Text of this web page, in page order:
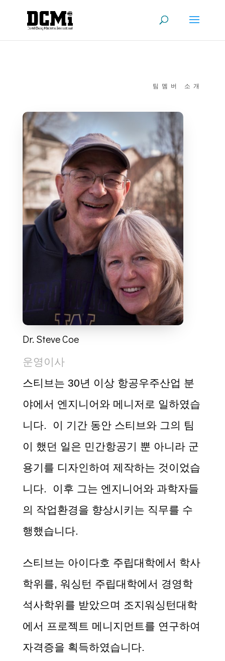
팀멤버 소개
Dr. Steve Coe
운영이사
스티브는 30년 이상 항공우주산업 분
야에서 엔지니어와 메니저로 일하였습
니다. 이 기간 동안 스티브와 그의 팀
이 했던 일은 민간항공기 뿐 아니라 군
용기를 디자인하여 제작하는 것이었습
니다. 이후 그는 엔지니어와 과학자들
의 작업환경을 향상시키는 직무를 수
행했습니다.
스티브는 아이다호 주립대학에서 학사
학위를, 워싱턴 주립대학에서 경영학
석사학위를 받았으며 조지워싱턴대학
에서 프로젝트 메니지먼트를 연구하여
자격증을 획득하였습니다.